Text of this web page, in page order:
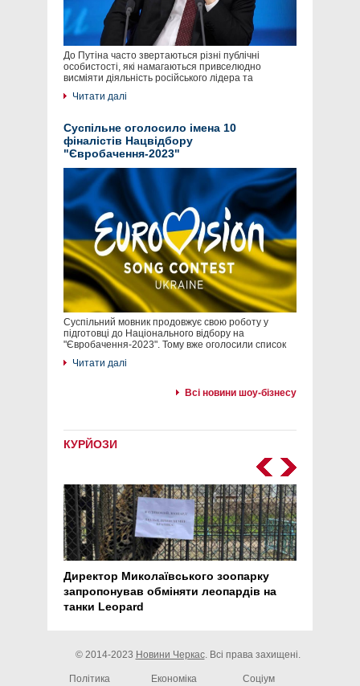
До Путіна часто звертаються різні публічні
особистості, які намагаються привселюдно
висміяти діяльність російського лідера та
Читати далі
Суспільне оголосило імена 10
фіналістів Нацвідбору
"Євробачення-2023"
Суспільний мовник продовжує свою роботу у
підготовці до Національного відбору на
"Євробачення-2023". Тому вже оголосили список
Читати далі
Всі новини шоу-бізнесу
КУРЙОЗИ
Директор Миколаївського зоопарку
запропонував обміняти леопардів на
танки Leopard
© 2014-2023 Новини Черкас. Всі права захищені.
Політика Економіка Соціум